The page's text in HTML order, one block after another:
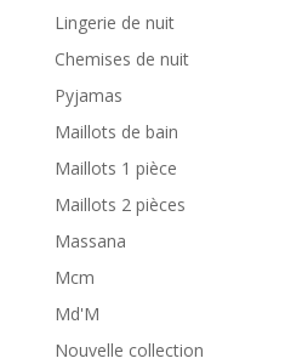
Lingerie de nuit
Chemises de nuit
Pyjamas
Maillots de bain
Maillots 1 pièce
Maillots 2 pièces
Massana
Mcm
Md'M
Nouvelle collection